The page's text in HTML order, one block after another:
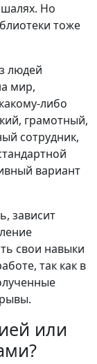
Но
тоже
людей
мир,
либо
грамотный,
сотрудник,
вариант
зависит
свои навыки
так как в
или